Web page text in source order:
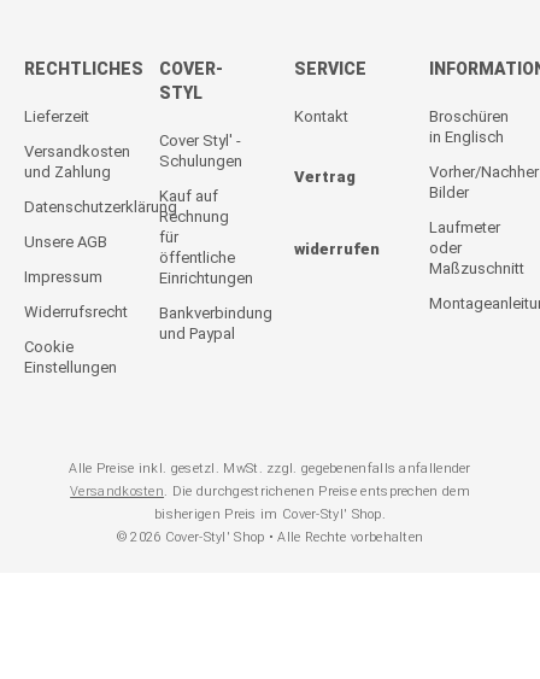
RECHTLICHES
Lieferzeit
Versandkosten
und Zahlung
Datenschutzerklärung
Unsere AGB
Impressum
Widerrufsrecht
Cookie
Einstellungen
COVER-
STYL
Cover Styl' -
Schulungen
Kauf auf
Rechnung
für
öffentliche
Einrichtungen
Bankverbindung
und Paypal
SERVICE
Kontakt
Vertrag
widerrufen
Broschüren
in Englisch
Vorher/Nachher
Bilder
Laufmeter
oder
Maßzuschnitt
Alle Preise inkl. gesetzl. MwSt. zzgl. gegebenenfalls anfallender
Versandkosten . Die durchgestrichenen Preise entsprechen dem
bisherigen Preis im Cover-Styl' Shop.
© 2026 Cover-Styl' Shop • Alle Rechte vorbehalten